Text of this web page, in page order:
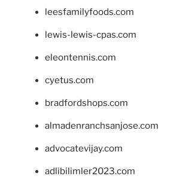
leesfamilyfoods.com
lewis-lewis-cpas.com
eleontennis.com
cyetus.com
bradfordshops.com
almadenranchsanjose.com
advocatevijay.com
adlibilimler2023.com